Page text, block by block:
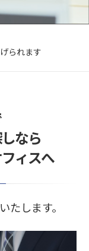
および労働者派遣
られます
認定の円滑化」の
定額が発表され
なら
ィスへ
たします。